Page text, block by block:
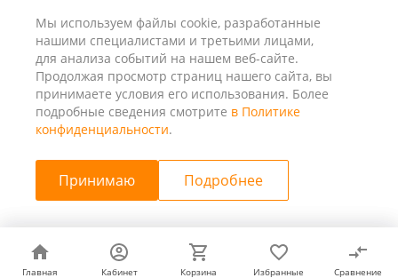
Мы используем файлы cookie, разработанные
нашими специалистами и третьими лицами,
для анализа событий на нашем веб-сайте.
Продолжая просмотр страниц нашего сайта, вы
принимаете условия его использования. Более
подробные сведения смотрите в Политике
конфиденциальности.
Принимаю Подробнее
Главная Кабинет Корзина Избранные Сравнение
Главная Кабинет Корзина Избранные Сравнение
© 2026 ООО «25 Киловатт» ИНН 4401188290, Все права
защищены